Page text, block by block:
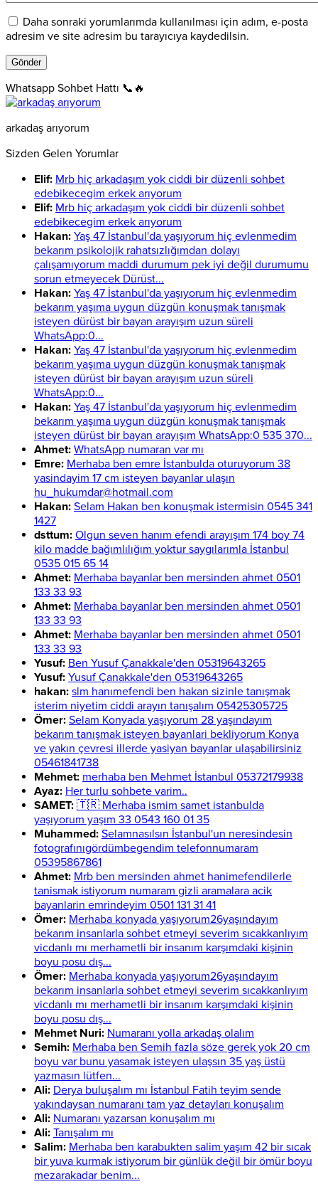
Daha sonraki yorumlarımda kullanılması için adım, e-posta
adresim ve site adresim bu tarayıcıya kaydedilsin.
Whatsapp Sohbet Hattı 📞🔥
arkadaş arıyorum
Sizden Gelen Yorumlar
Elif: Mrb hiç arkadaşım yok ciddi bir düzenli sohbet
edebikecegim erkek arıyorum
Elif: Mrb hiç arkadaşım yok ciddi bir düzenli sohbet
edebikecegim erkek arıyorum
Hakan: Yaş 47 İstanbul'da yaşıyorum hiç evlenmedim
bekarım psikolojik rahatsızlığımdan dolayı
çalışamıyorum maddi durumum pek iyi değil durumumu
sorun etmeyecek Dürüst...
Hakan: Yaş 47 İstanbul'da yaşıyorum hiç evlenmedim
bekarım yaşıma uygun düzgün konuşmak tanışmak
isteyen dürüst bir bayan arayışım uzun süreli
WhatsApp:0...
Hakan: Yaş 47 İstanbul'da yaşıyorum hiç evlenmedim
bekarım yaşıma uygun düzgün konuşmak tanışmak
isteyen dürüst bir bayan arayışım uzun süreli
WhatsApp:0...
Hakan: Yaş 47 İstanbul'da yaşıyorum hiç evlenmedim
bekarım yaşıma uygun düzgün konuşmak tanışmak
isteyen dürüst bir bayan arayışım WhatsApp:0 535 370...
Ahmet: WhatsApp numaran var mı
Emre: Merhaba ben emre İstanbulda oturuyorum 38
yasindayim 17 cm isteyen bayanlar ulaşın
hu_hukumdar@hotmail.com
Hakan: Selam Hakan ben konuşmak istermisin 0545 341
1427
dsttum: Olgun seven hanım efendi arayışım 174 boy 74
kilo madde bağımlılığım yoktur saygılarımla İstanbul
0535 015 65 14
Ahmet: Merhaba bayanlar ben mersinden ahmet 0501
133 33 93
Ahmet: Merhaba bayanlar ben mersinden ahmet 0501
133 33 93
Ahmet: Merhaba bayanlar ben mersinden ahmet 0501
133 33 93
Yusuf: Ben Yusuf Çanakkale'den 05319643265
Yusuf: Yusuf Çanakkale'den 05319643265
hakan: slm hanımefendi ben hakan sizinle tanışmak
isterim niyetim ciddi arayın tanışalım 05425305725
Ömer: Selam Konyada yaşıyorum 28 yaşındayım
bekarım tanışmak isteyen bayanlari bekliyorum Konya
ve yakın çevresi illerde yasiyan bayanlar ulaşabilirsiniz
05461841738
Mehmet: merhaba ben Mehmet İstanbul 05372179938
Ayaz: Her turlu sohbete varim..
SAMET: 🇹🇷 Merhaba ismim samet istanbulda
yaşıyorum yaşım 33 0543 160 01 35
Muhammed: Selamnasılsın İstanbul'un neresindesin
fotografınıgördümbegendim telefonnumaram
05395867861
Ahmet: Mrb ben mersinden ahmet hanimefendilerle
tanismak istiyorum numaram gizli aramalara acik
bayanlarin emrindeyim 0501 131 31 41
Ömer: Merhaba konyada yaşıyorum26yaşındayım
bekarım insanlarla sohbet etmeyi severim sıcakkanlıyım
vicdanlı mı merhametli bir insanım karşımdaki kişinin
boyu posu dış...
Ömer: Merhaba konyada yaşıyorum26yaşındayım
bekarım insanlarla sohbet etmeyi severim sıcakkanlıyım
vicdanlı mı merhametli bir insanım karşımdaki kişinin
boyu posu dış...
Mehmet Nuri: Numaranı yolla arkadaş olalım
Semih: Merhaba ben Semih fazla söze gerek yok 20 cm
boyu var bunu yasamak isteyen ulaşsın 35 yaş üstü
yazmasın lütfen...
Ali: Derya buluşalım mı İstanbul Fatih teyim sende
yakındaysan numaranı tam yaz detayları konuşalım
Ali: Numaranı yazarsan konuşalım mı
Ali: Tanışalım mı
Salim: Merhaba ben karabukten salim yaşım 42 bir sıcak
bir yuva kurmak istiyorum bir günlük değil bir ömür boyu
mezarakadar benim...